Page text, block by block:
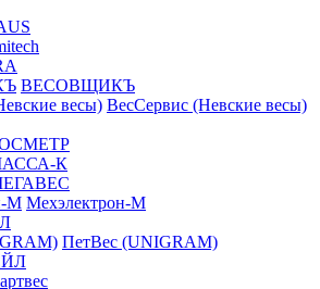
ВЕСОВЩИКЪ
ВесСервис (Невские весы)
К
Мехэлектрон-М
ПетВес (UNIGRAM)